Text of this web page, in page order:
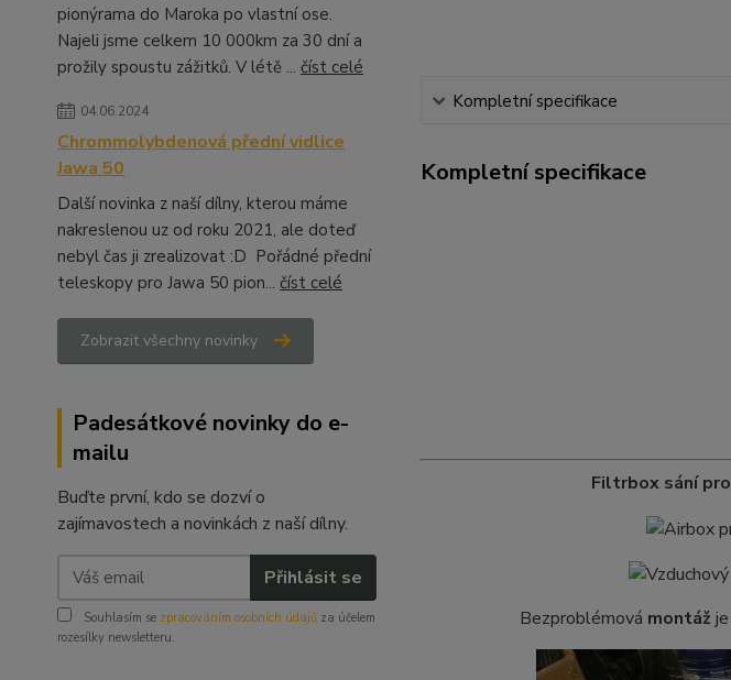
pionýrama do Maroka po vlastní ose.
Najeli jsme celkem 10 000km za 30 dní a
prožily spoustu zážitků. V létě ... číst celé
04.06.2024
Chrommolybdenová přední vidlice
Jawa 50
Další novinka z naší dílny, kterou máme
nakreslenou uz od roku 2021, ale doteď
nebyl čas ji zrealizovat :D Pořádné přední
teleskopy pro Jawa 50 pion... číst celé
Zobrazit všechny novinky
Padesátkové novinky do e-
mailu
Buďte první, kdo se dozví o
zajímavostech a novinkách z naší dílny.
Přihlásit se
Souhlasím se zpracováním osobních údajů za účelem
rozesílky newsletteru.
Kompletní specifikace
Kompletní specifikace
Filtrbox sání pro
Bezproblémová montáž je